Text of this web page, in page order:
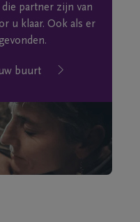
partner zijn van
u klaar. Ook als er
buurt